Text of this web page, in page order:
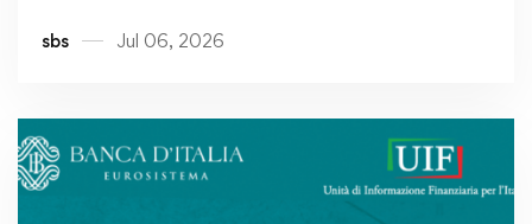
sbs Jul 06, 2026